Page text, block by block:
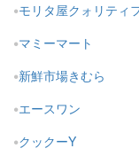
モリタ屋クォリティ
マミーマート
新鮮市場きむら
エースワン
クックーY